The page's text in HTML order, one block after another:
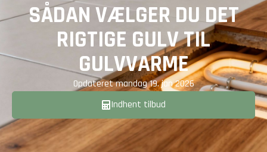
SÅDAN VÆLGER DU DET
RIGTIGE GULV TIL
GULVVARME
Opdateretmandag 19. jan 2026
Indhent tilbud